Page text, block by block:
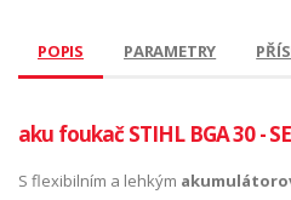
POPIS PARAMETRY
aku foukač STIHL BGA 30 -
S flexibilním a lehkým